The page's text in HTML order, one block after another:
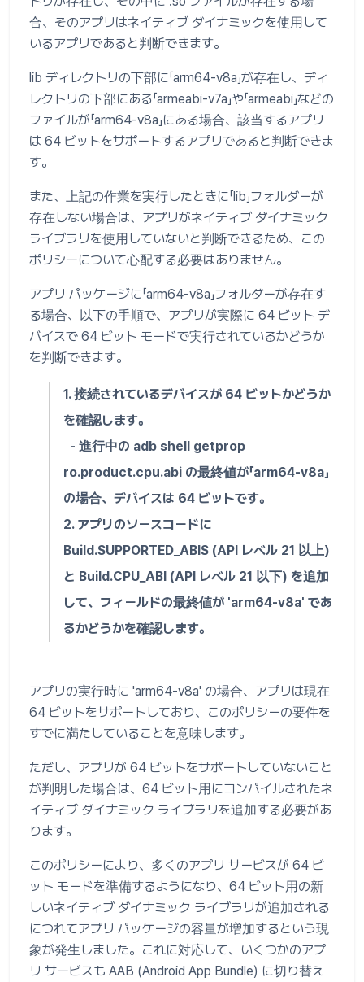
合、そのアプリはネイティブ ダイナミックを使用して
いるアプリであると判断できます。
lib ディレクトリの下部に「arm64-v8a」が存在し、ディ
レクトリの下部にある「armeabi-v7a」や「armeabi」などの
ファイルが「arm64-v8a」にある場合、該当するアプリ
は 64 ビットをサポートするアプリであると判断できま
す。
また、上記の作業を実行したときに「lib」フォルダーが
存在しない場合は、アプリがネイティブ ダイナミック
ライブラリを使用していないと判断できるため、この
ポリシーについて心配する必要はありません。
アプリ パッケージに「arm64-v8a」フォルダーが存在す
る場合、以下の手順で、アプリが実際に 64 ビット デ
バイスで 64 ビット モードで実行されているかどうか
を判断できます。
1. 接続されているデバイスが 64 ビットかどうか
を確認します。
- 進行中の adb shell getprop
ro.product.cpu.abi の最終値が「arm64-v8a」
の場合、デバイスは 64 ビットです。
2. アプリのソースコードに
Build.SUPPORTED_ABIS (API レベル 21 以上)
と Build.CPU_ABI (API レベル 21 以下) を追加
して、フィールドの最終値が 'arm64-v8a' であ
るかどうかを確認します。
アプリの実行時に 'arm64-v8a' の場合、アプリは現在
64 ビットをサポートしており、このポリシーの要件を
すでに満たしていることを意味します。
ただし、アプリが 64 ビットをサポートしていないこと
が判明した場合は、64 ビット用にコンパイルされたネ
イティブ ダイナミック ライブラリを追加する必要があ
ります。
このポリシーにより、多くのアプリ サービスが 64 ビ
ット モードを準備するようになり、64 ビット用の新
しいネイティブ ダイナミック ライブラリが追加される
につれてアプリ パッケージの容量が増加するという現
象が発生しました。これに対応して、いくつかのアプ
リ サービスも AAB (Android App Bundle) に切り替え